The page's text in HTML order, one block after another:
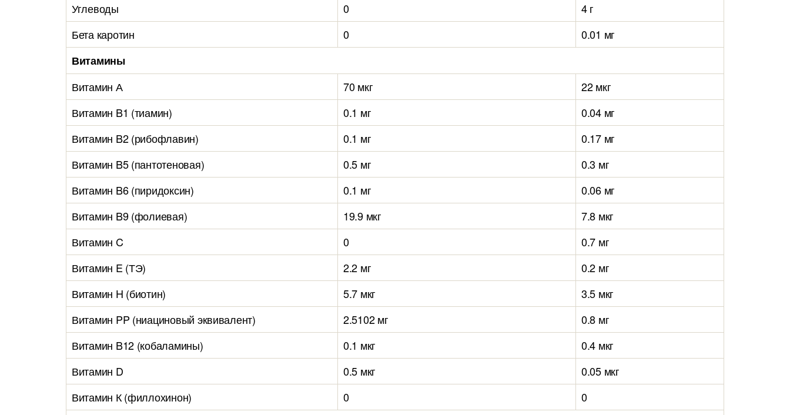
Углеводы
0
4 г
Бета каротин
0
0.01 мг
Витамины
Витамин А
70 мкг
22 мкг
Витамин B1 (тиамин)
0.1 мг
0.04 мг
Витамин B2 (рибофлавин)
0.1 мг
0.17 мг
Витамин B5 (пантотеновая)
0.5 мг
0.3 мг
Витамин B6 (пиридоксин)
0.1 мг
0.06 мг
Витамин B9 (фолиевая)
19.9 мкг
7.8 мкг
Витамин C
0
0.7 мг
Витамин E (ТЭ)
2.2 мг
0.2 мг
Витамин H (биотин)
5.7 мкг
3.5 мкг
Витамин PP (ниациновый эквивалент)
2.5102 мг
0.8 мг
Витамин B12 (кобаламины)
0.1 мкг
0.4 мкг
Витамин D
0.5 мкг
0.05 мкг
Витамин К (филлохинон)
0
0